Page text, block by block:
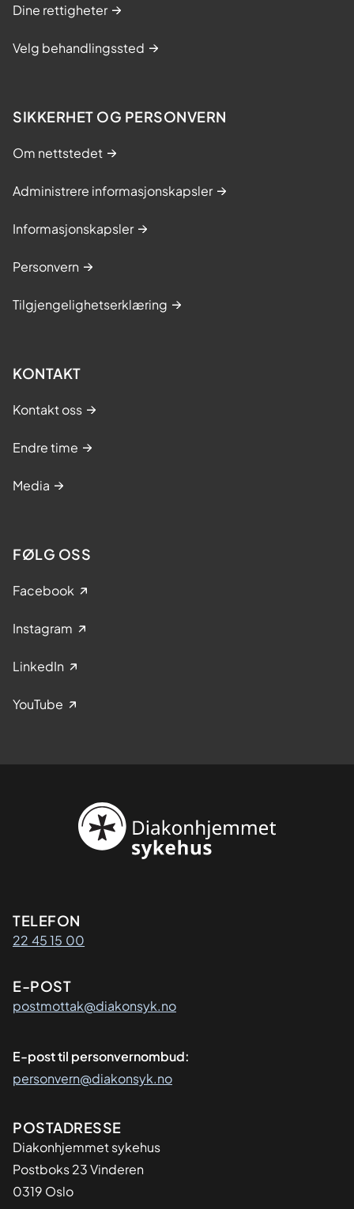
Dine rettigheter
Velg behandlingssted
SIKKERHET OG PERSONVERN
Om nettstedet
Administrere informasjonskapsler
Informasjonskapsler
Personvern
Tilgjengelighetserklæring
KONTAKT
Kontakt oss
Endre time
Media
FØLG OSS
Facebook
Instagram
LinkedIn
YouTube
Kontaktinformasjon
TELEFON
22 45 15 00
E-POST
postmottak@diakonsyk.no
E-post til personvernombud:
personvern@diakonsyk.no
Adresse
POSTADRESSE
Diakonhjemmet sykehus
Postboks 23 Vinderen
0319 Oslo